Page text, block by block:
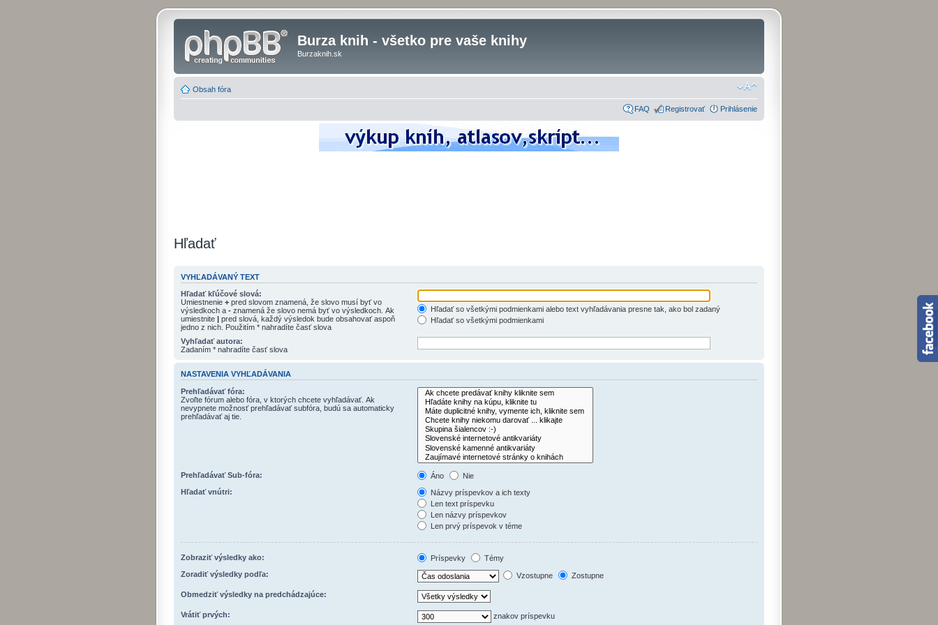
Burza knih - všetko pre vaše knihy
Burzaknih.sk
Obsah fóra
FAQ Registrovať Prihlásenie
Hľadať
VYHĽADÁVANÝ TEXT
Hľadať kľúčové slová:
Umiestnenie + pred slovom znamená, že slovo musí byť vo
výsledkoch a - znamená že slovo nemá byť vo výsledkoch. Ak
umiestnite | pred slová, každý výsledok bude obsahovať aspoň
jedno z nich. Použitím * nahradíte časť slova
Hľadať so všetkými podmienkami alebo text vyhľadávania presne tak, ako bol zadaný
Hľadať so všetkými podmienkami
Vyhľadať autora:
Zadaním * nahradíte časť slova
NASTAVENIA VYHĽADÁVANIA
Prehľadávať fóra:
Zvoľte fórum alebo fóra, v ktorých chcete vyhľadávať. Ak
nevypnete možnosť prehľadávať subfóra, budú sa automaticky
prehľadávať aj tie.
Prehľadávať Sub-fóra: Áno
Nie
Hľadať vnútri:
Názvy príspevkov a ich texty
Len text príspevku
Len názvy príspevkov
Len prvý príspevok v téme
Zobraziť výsledky ako: Príspevky
Témy
Zoradiť výsledky podľa:
Vzostupne Zostupne
Obmedziť výsledky na predchádzajúce:
Vrátiť prvých: znakov príspevku